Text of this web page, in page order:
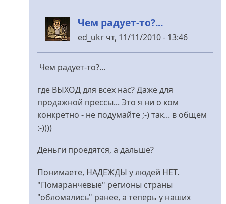
Чем радует-то?...
ed_ukr чт, 11/11/2010 - 13:46
У
відповідь
«Ни
за
кого»
lol
Чем радует-то?...
где ВЫХОД для всех нас? Даже для
продажной прессы... Это я ни о ком
конкретно - не подумайте ;-) так... в общем
:-))))
Деньги проедятся, а дальше?
Понимаете, НАДЕЖДЫ у людей НЕТ.
"Помаранчевые" регионы страны
"обломались" ранее, а теперь у наших